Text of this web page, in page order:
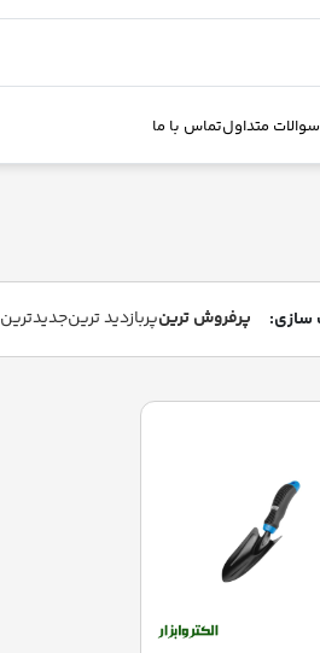
سوالات متداولتماس با ما
پرفروش ترینپربازدید ترینجدیدترین